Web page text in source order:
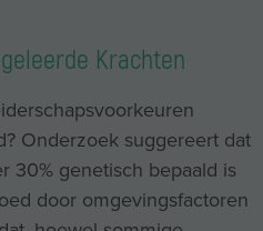
Krachten
Onderzoek suggereert dat
30% genetisch bepaald is
door omgevingsfactoren